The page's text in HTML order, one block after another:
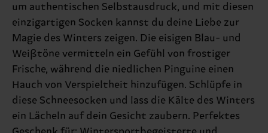
um authentischen Selbstausdruck, und mit diesen
einzigartigen Socken kannst du deine Liebe zur
Magie des Winters zeigen. Die eisigen Blau- und
Weißtöne vermitteln ein Gefühl von frostiger
Frische, während die niedlichen Pinguine einen
Hauch von Verspieltheit hinzufügen. Schlüpfe in
diese Schneesocken und lass die Kälte des Winters
ein Lächeln auf dein Gesicht zaubern. Perfektes